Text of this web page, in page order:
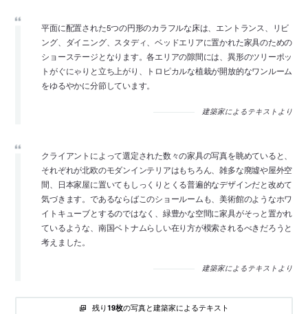
平面に配置された5つの円形のカラフルな床は、エントランス、リビ
ング、ダイニング、スタディ、ベッドエリアに置かれた家具のための
ショーステージとなります。各エリアの隙間には、異形のツリーポッ
トがぐにゃりと立ち上がり、トロピカルな植栽が開放的なワンルーム
をゆるやかに分節しています。
建築家によるテキストより
クライアントによって選定された数々の家具の写真を眺めていると、
それぞれが北欧のモダンインテリアはもちろん、雑多な廃墟や屋外空
間、日本家屋に置いてもしっくりとくる普遍的なデザインだと改めて
気づきます。であるならばこのショールームも、美術館のようなホワ
イトキューブとするのではなく、緑豊かな空間に家具がそっと置かれ
ているような、南国ベトナムらしい在り方が模索されるべきだろうと
考えました。
建築家によるテキストより
残り19枚の写真と建築家によるテキスト